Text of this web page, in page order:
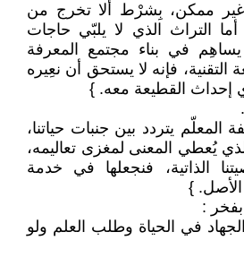
ممكن، بِشرْط ألا تخرج من
أما التراث الذي لا يلبّي حاجات
يساهِم في بناء مجتمع المعرفة
التقنية، فإنه لا يستحق أن نعِيره
إحداث القطيعة معه. }
يتردد بين جنبات حياتنا،
يُعطي المعنى لمغزى تعاليمه،
الذاتية، فنجعلها في خدمة
الأصل. }
:
الجهاد في الحياة وطلب العلم ولو